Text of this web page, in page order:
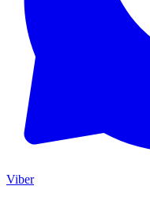
Viber